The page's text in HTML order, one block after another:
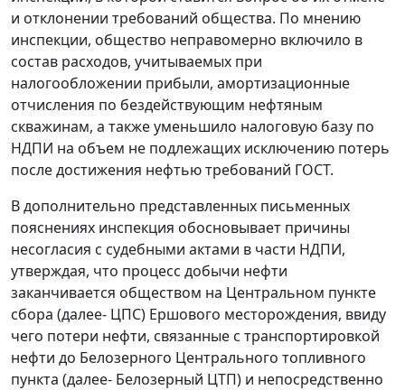
и отклонении требований общества. По мнению
инспекции, общество неправомерно включило в
состав расходов, учитываемых при
налогообложении прибыли, амортизационные
отчисления по бездействующим нефтяным
скважинам, а также уменьшило налоговую базу по
НДПИ на объем не подлежащих исключению потерь
после достижения нефтью требований ГОСТ.
В дополнительно представленных письменных
пояснениях инспекция обосновывает причины
несогласия с судебными актами в части НДПИ,
утверждая, что процесс добычи нефти
заканчивается обществом на Центральном пункте
сбора (далее- ЦПС) Ершового месторождения, ввиду
чего потери нефти, связанные с транспортировкой
нефти до Белозерного Центрального топливного
пункта (далее- Белозерный ЦТП) и непосредственно